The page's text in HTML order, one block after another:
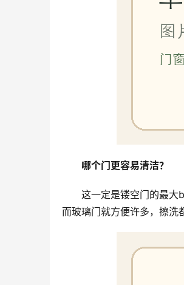
哪个门更容易清洁？
这一定是镂空门的最大
而玻璃门就方便许多，擦洗